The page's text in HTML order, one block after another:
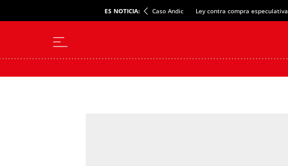
ES NOTICIA: Caso Andic Ley contra compra especulativa